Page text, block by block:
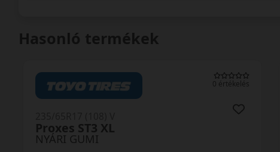
Hasonló termékek
0 értékelés
NYÁRI GUMI
Proxes ST3 XL